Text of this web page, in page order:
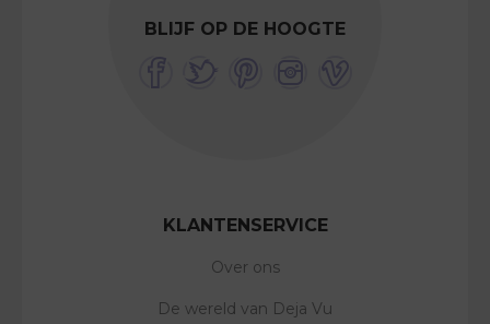
BLIJF OP DE HOOGTE
KLANTENSERVICE
Over ons
De wereld van Deja Vu